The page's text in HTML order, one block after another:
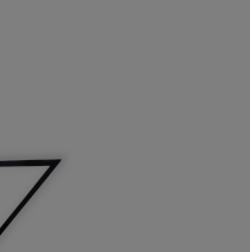
stabilny nawet przy